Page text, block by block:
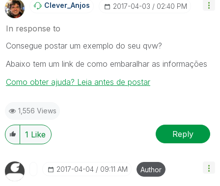
Clever_Anjos ‎2017-04-03 02:40 PM
In response to
Consegue postar um exemplo do seu qvw?
Abaixo tem um link de como embaralhar as informações
Como obter ajuda? Leia antes de postar
1,556 Views
1 Like Reply
‎2017-04-04 09:11 AM Author